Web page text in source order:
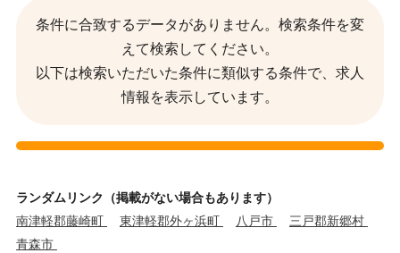
条件に合致するデータがありません。検索条件を変
えて検索してください。
以下は検索いただいた条件に類似する条件で、求人
情報を表示しています。
ランダムリンク（掲載がない場合もあります）
南津軽郡藤崎町
東津軽郡外ヶ浜町 八戸市
三戸郡新郷村
青森市